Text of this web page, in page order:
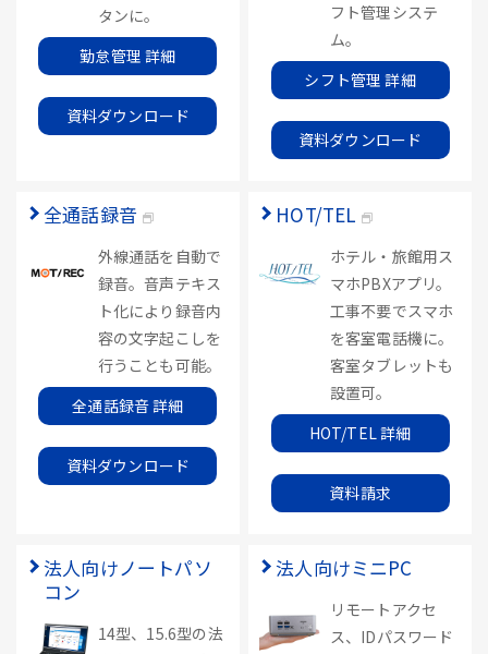
タンに。
勤怠管理 詳細
資料ダウンロード
フト管理システ
ム。
シフト管理 詳細
資料ダウンロード
全通話録音
外線通話を自動で
録音。音声テキス
ト化により録音内
容の文字起こしを
行うことも可能。
全通話録音 詳細
資料ダウンロード
HOT/TEL
ホテル・旅館用ス
マホPBXアプリ。
工事不要でスマホ
を客室電話機に。
客室タブレットも
設置可。
HOT/TEL 詳細
資料請求
法人向けノートパソ
コン
14型、15.6型の法
法人向けミニPC
リモートアクセ
ス、IDパスワード